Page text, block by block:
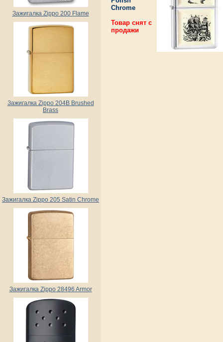
Зажигалка Zippo 200 Flame
Зажигалка Zippo 204B Brushed
Brass
Зажигалка Zippo 205 Satin Chrome
Зажигалка Zippo 28496 Armor
Chrome
Товар снят с
продажи